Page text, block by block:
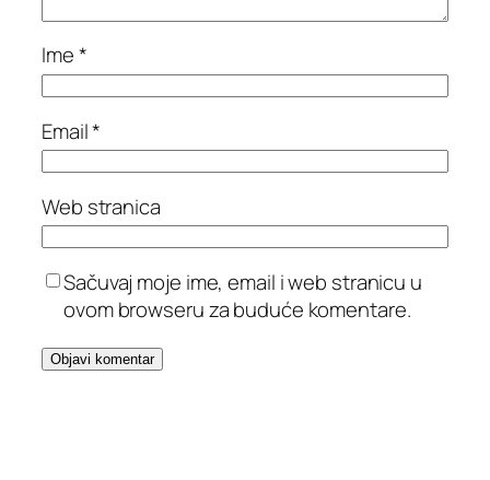
Ime*
Email*
Web stranica
Sačuvaj moje ime, email i web stranicu u
ovom browseru za buduće komentare.